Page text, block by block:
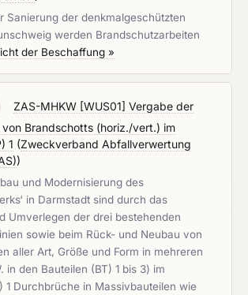
Sanierung der denkmalgeschützten
werden Brandschutzarbeiten
der Beschaffung »
ZAS-MHKW [WUS01] Vergabe der
von Brandschotts (horiz./vert.) im
1 (Zweckverband Abfallverwertung
)
und Modernisierung des
in Darmstadt sind durch das
Umverlegen der drei bestehenden
sowie beim Rück- und Neubau von
aller Art, Größe und Form in mehreren
in den Bauteilen (BT) 1 bis 3) im
1 Durchbrüche in Massivbauteilen wie